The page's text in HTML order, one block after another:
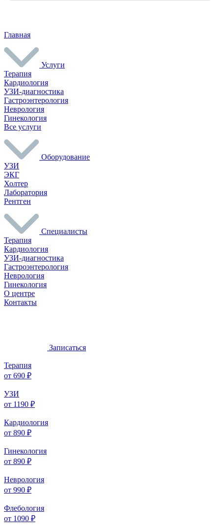
Главная
Услуги
Терапия
Кардиология
УЗИ-диагностика
Гастроэнтерология
Неврология
Гинекология
Все услуги
Оборудование
УЗИ
ЭКГ
Холтер
Лаборатория
Рентген
Специалисты
Терапия
Кардиология
УЗИ-диагностика
Гастроэнтерология
Неврология
Гинекология
О центре
Контакты
Записаться
Терапия
от 690 ₽
УЗИ
от 1190 ₽
Кардиология
от 890 ₽
Гинекология
от 890 ₽
Неврология
от 990 ₽
Флебология
от 1090 ₽